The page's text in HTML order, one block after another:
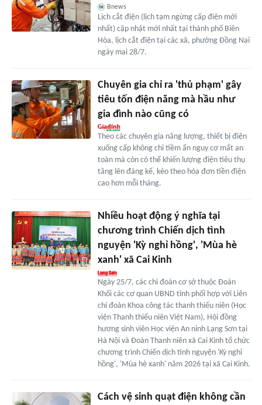
Bnews
Lịch cắt điện (lịch tạm ngừng cấp điện mới
nhất) cập nhật mới nhất tại thành phố Biên
Hòa, lịch cắt điện tại các xã, phường Đồng Nai
ngày mai 28/7.
Chuyên gia chỉ ra 'thủ phạm' gây
tiêu tốn điện năng mà hầu như
gia đình nào cũng có
Theo các chuyên gia năng lượng, thiết bị điện
xuống cấp không chỉ tiềm ẩn nguy cơ mất an
toàn mà còn có thể khiến lượng điện tiêu thụ
tăng lên đáng kể, kéo theo hóa đơn tiền điện
cao hơn mỗi tháng.
Nhiều hoạt động ý nghĩa tại
chương trình Chiến dịch tình
nguyện 'Kỳ nghỉ hồng', 'Mùa hè
xanh' xã Cai Kinh
Ngày 25/7, các chi đoàn cơ sở thuộc Đoàn
Khối các cơ quan UBND tỉnh phối hợp với Liên
chi đoàn Khoa công tác thanh thiếu niên (Học
viện Thanh thiếu niên Việt Nam), Hội đồng
hương sinh viên Học viện An ninh Lạng Sơn tại
Hà Nội và Đoàn Thanh niên xã Cai Kinh tổ chức
chương trình Chiến dịch tình nguyện 'Kỳ nghỉ
hồng', 'Mùa hè xanh' năm 2026 tại xã Cai Kinh.
Cách vệ sinh quạt điện không cần